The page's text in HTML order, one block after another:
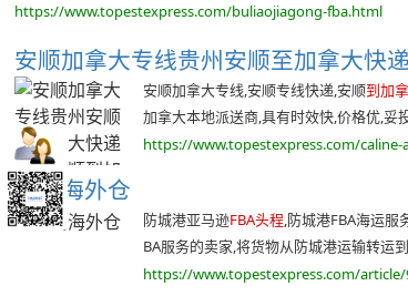
https://www.topestexpress.com/buliaojiagong-fba.html
安顺加拿大专线贵州安顺至加拿大快
安顺加拿大专线,安顺专线快递,安顺到加
加拿大本地派送商,具有时效快,价格优,妥
https://www.topestexpress.com/
达港海外仓
防城港亚马逊FBA头程,防城港FBA海运服
BA服务的卖家,将货物从防城港运输转运
https://www.topestexpress.com/article/